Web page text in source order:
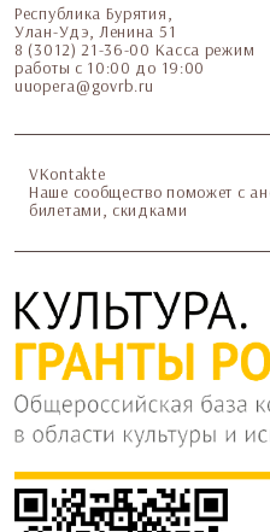
Республика Бурятия,
Улан-Удэ, Ленина 51
8 (3012) 21-36-00 Касса режим
работы с 10:00 до 19:00
uuopera@govrb.ru
VKontakte
Наше сообщество поможет с
билетами, скидками